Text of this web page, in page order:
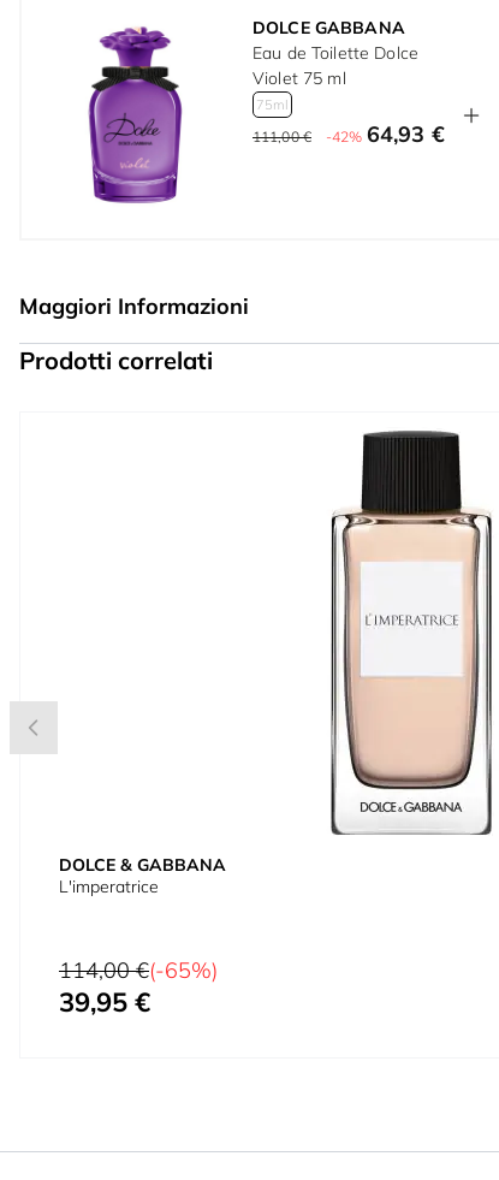
DOLCE GABBANA
Eau de Toilette Dolce
Violet 75 ml
75ml
111,00 € -42% 64,93 €
Maggiori Informazioni
Prodotti correlati
DOLCE & GABBANA
L'imperatrice
Prezzo predefinito
114,00 €(-65%)
Prezzo speciale
39,95 €